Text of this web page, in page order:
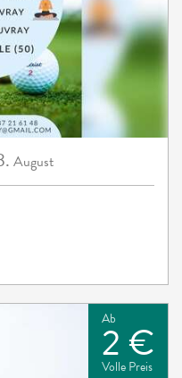
August
Ab
2 €
Volle Preis